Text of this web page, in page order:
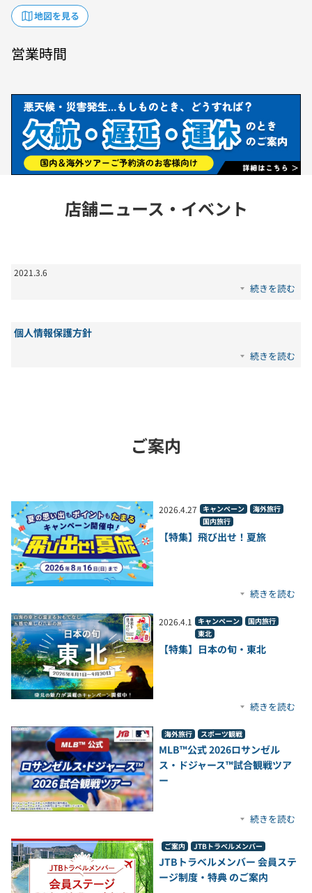
地図を見る
営業時間
店舗ニュース・イベント
2021 .3.6
続きを読む
個人情報保護方針
続きを読む
ご案内
2026.4.27 キャンペーン
海外旅行
国内旅行
【特集】飛び出せ！夏旅
続きを読む
2026.4.1 キャンペーン
国内旅行
東北
【特集】日本の旬・東北
続きを読む
海外旅行 スポーツ観戦
MLB™公式 2026ロサンゼル
ス・ドジャース™試合観戦ツア
ー
続きを読む
ご案内 JTBトラベルメンバー
JTBトラベルメンバー 会員ステ
ージ制度・特典 のご案内